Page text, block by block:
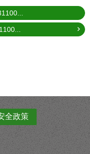
全政策